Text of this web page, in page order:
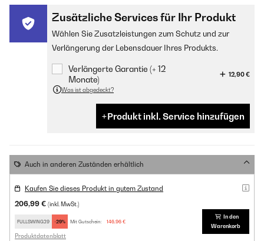
Zusätzliche Services für Ihr Produkt
Wählen Sie Zusatzleistungen zum Schutz und zur
Verlängerung der Lebensdauer Ihres Produkts.
Verlängerte Garantie (+ 12
Monate)
12,90 €
Was ist abgedeckt?
Produkt inkl. Service hinzufügen
Auch in anderen Zuständen erhältlich
Kaufen Sie dieses Produkt in gutem Zustand
206,99 € (inkl. MwSt.)
FULLSWING29 -29% Mit Gutschein: 146,96 €
Produktdatenblatt
In den
Warenkorb